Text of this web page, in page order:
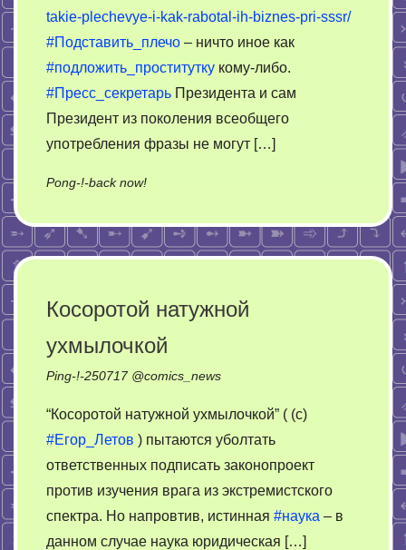
takie-plechevye-i-kak-rabotal-ih-biznes-pri-sssr/
#Подставить_плечо – ничто иное как
#подложить_проститутку кому-либо.
#Пресс_секретарь Президента и сам
Президент из поколения всеобщего
употребления фразы не могут […]
Pong-!-back now!on
семьи.
Плечевая
Косоротой натужной
ухмылочкой
Ping-!-250717@comics_news
“Косоротой натужной ухмылочкой” ( (с)
#Егор_Летов ) пытаются уболтать
ответственных подписать законопроект
против изучения врага из экстремистского
спектра. Но напровтив, истинная #наука – в
данном случае наука юридическая […]